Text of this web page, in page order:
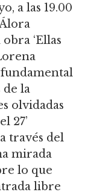
a las 19.00
‘Ellas
de la
olvidadas
27’
través del
mirada
lo que
libre